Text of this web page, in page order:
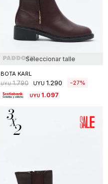
Seleccionar talle
BOTA KARL
UYU 1.790 UYU 1.290 27
UYU 1.097